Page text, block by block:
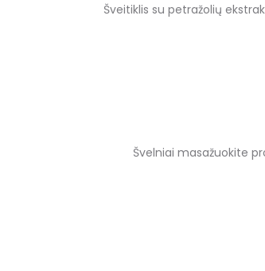
Šveitiklis su petražolių
Švelniai masažuokite